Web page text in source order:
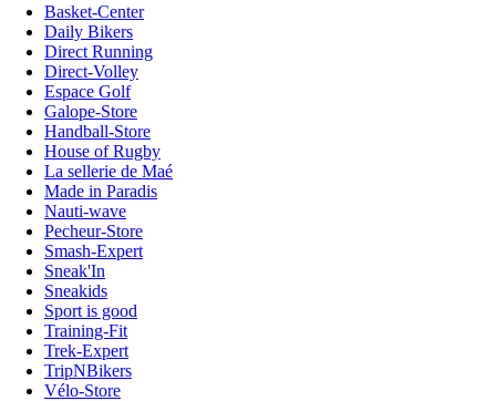
Basket-Center
Daily Bikers
Direct Running
Direct-Volley
Espace Golf
Galope-Store
Handball-Store
House of Rugby
La sellerie de Maé
Made in Paradis
Nauti-wave
Pecheur-Store
Smash-Expert
Sneak'In
Sneakids
Sport is good
Training-Fit
Trek-Expert
TripNBikers
Vélo-Store